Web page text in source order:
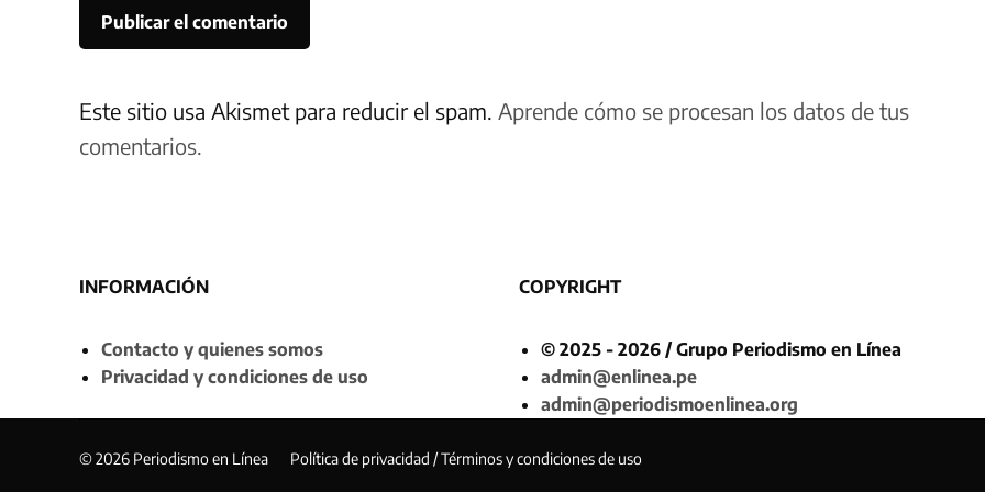
Este sitio usa Akismet para reducir el spam. Aprende cómo se procesan los datos de tus
comentarios.
INFORMACIÓN
Contacto y quienes somos
Privacidad y condiciones de uso
COPYRIGHT
© 2025 - 2026 / Grupo Periodismo en Línea
admin@enlinea.pe
admin@periodismoenlinea.org
© 2026 Periodismo en Línea Política de privacidad / Términos y condiciones de uso